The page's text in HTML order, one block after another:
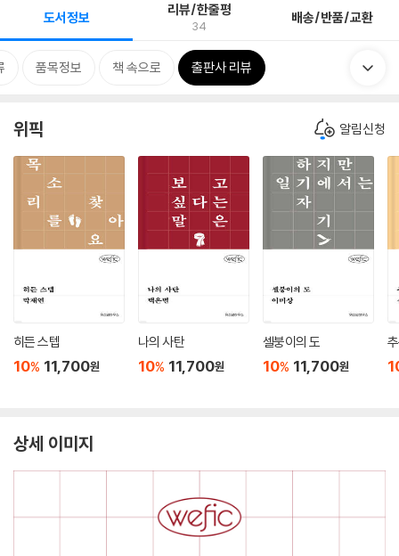
도서정보 리뷰/한줄평
34 배송/반품/교환
품목정보 책 속으로 출판사 리뷰
위픽 알림신청
히든 스텝
10% 11,700원
나의 사탄
10% 11,700원
셀붕이의 도
10% 11,700원
상세 이미지